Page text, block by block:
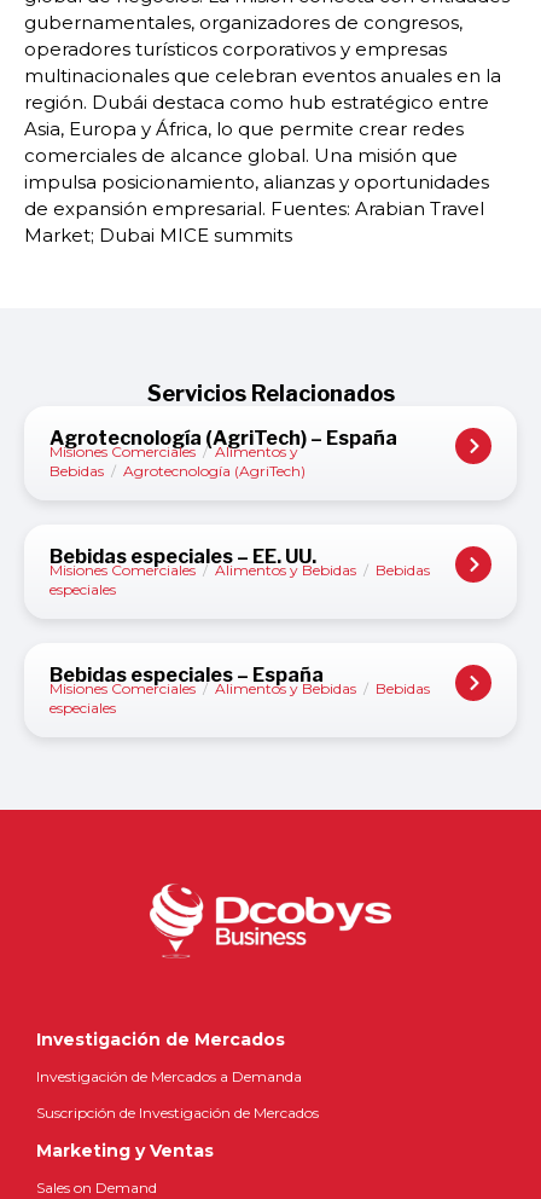
gubernamentales, organizadores de congresos,
operadores turísticos corporativos y empresas
multinacionales que celebran eventos anuales en la
región. Dubái destaca como hub estratégico entre
Asia, Europa y África, lo que permite crear redes
comerciales de alcance global. Una misión que
impulsa posicionamiento, alianzas y oportunidades
de expansión empresarial. Fuentes: Arabian Travel
Market; Dubai MICE summits
Servicios Relacionados
Agrotecnología (AgriTech) – España
Misiones Comerciales / Alimentos y
Bebidas / Agrotecnología (AgriTech)
Bebidas especiales – EE. UU.
Misiones Comerciales / Alimentos y Bebidas / Bebidas
especiales
Bebidas especiales – España
Misiones Comerciales / Alimentos y Bebidas / Bebidas
especiales
Investigación de Mercados
Investigación de Mercados a Demanda
Suscripción de Investigación de Mercados
Marketing y Ventas
Sales on Demand